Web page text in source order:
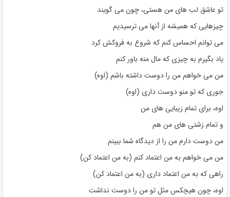
تو عاشق لب های من هستی، چون می گویند
چیزهایی که همیشه از آنها می ترسیدیم
می توانم احساس کنم که شروع به فروکش کرد
یاد بگیرم به چیزی که مال منه باور کنم
من می خواهم من را دوست داشته باشم (اوه)
جوری که تو منو دوست داری (اوه)
اوه، برای تمام زیبایی های من
و تمام زشتی های من هم
من دوست دارم من را از دیدگاه شما ببینم
من می خواهم به من اعتماد کنم (به من اعتماد کن)
راهی که به من اعتماد داری (به من اعتماد کن)
اوه، چون هیچکس مثل تو من را دوست نداشت